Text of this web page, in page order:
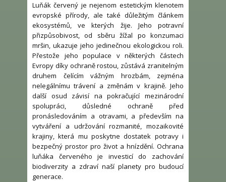
Luňák červený je nejenom estetickým klenotem
evropské přírody, ale také důležitým článkem
ekosystémů, ve kterých žije. Jeho potravní
přizpůsobivost, od sběru žížal po konzumaci
mršin, ukazuje jeho jedinečnou ekologickou roli.
Přestože jeho populace v některých částech
Evropy díky ochraně rostou, zůstává zranitelným
druhem čelícím vážným hrozbám, zejména
nelegálnímu trávení a změnám v krajině. Jeho
další osud závisí na pokračující mezinárodní
spolupráci, důsledné ochraně před
pronásledováním a otravami, a především na
vytváření a udržování rozmanité, mozaikovité
krajiny, která mu poskytne dostatek potravy i
bezpečný prostor pro život a hnízdění. Ochrana
luňáka červeného je investicí do zachování
biodiverzity a zdraví naší planety pro budoucí
generace.